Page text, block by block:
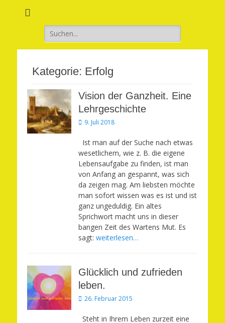
Suchen
nach:
Kategorie: Erfolg
Vision der Ganzheit. Eine
Lehrgeschichte
Veröffentlicht
9. Juli 2018
Ist man auf der Suche nach etwas
wesetlichem, wie z. B. die eigene
Lebensaufgabe zu finden, ist man
von Anfang an gespannt, was sich
da zeigen mag. Am liebsten möchte
man sofort wissen was es ist und ist
ganz ungeduldig. Ein altes
Sprichwort macht uns in dieser
bangen Zeit des Wartens Mut. Es
sagt: weiterlesen…
Glücklich und zufrieden
leben.
Veröffentlicht
26. Februar 2015
Steht in Ihrem Leben zurzeit eine